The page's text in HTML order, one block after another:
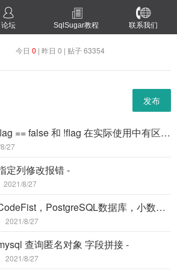
论坛 SqlSugar教程 联系我们
今日 0 | 昨日 0 | 贴子 63354
发布
[SqlSugar] flag == false 和 !flag 在实际使用中有区别吗 -
27
定列修改报错 -
2021/8/27
[SqlSugar] CodeFist，PostgreSQL数据库，小数精度缺失 -
2021/8/27
查询匿名对象 字段拼接 -
2021/8/27